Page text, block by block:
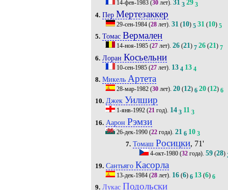
14-фев-1983(30лет). 31 3 29 3
4. Пер Мертезаккер
29-сен-1984(28лет). 31 (10) 5 31 (10) 5
5. Томас Вермален
14-ноя-1985(27лет). 26(21) 7 26(21) 7
6. Лоран Косьельни
10-сен-1985(27лет). 13 4 13 4
8. Микель Артета
28-мар-1982(30лет). 20(12) 6 20(12) 6
10. Джек Уилшир
1-янв-1992(21год). 14 3 11 3
16. Аарон Рэмзи
26-дек-1990(22года). 21 6 10 3
7. Томаш Росицки, 71'
4-окт-1980 (32 года).59 (28)
19. Сантьяго Касорла
13-дек-1984(28лет). 16(6) 6 13(6) 6
9. Лукас Подольски